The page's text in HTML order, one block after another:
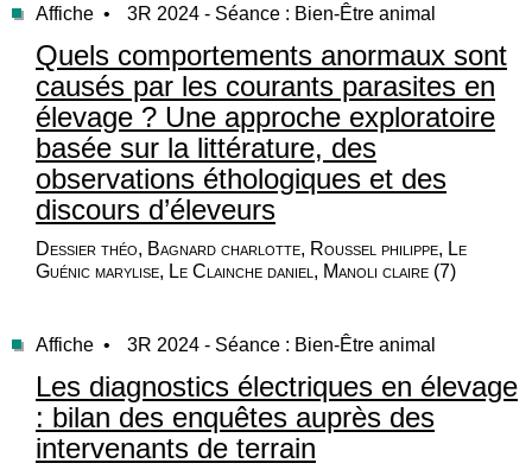
Affiche • 3R 2024 - Séance : Bien-Être animal
Quels comportements anormaux sont
causés par les courants parasites en
élevage ? Une approche exploratoire
basée sur la littérature, des
observations éthologiques et des
discours d’éleveurs
Dessier théo, Bagnard charlotte, Roussel philippe, Le
Guénic marylise, Le Clainche daniel, Manoli claire (7)
Affiche • 3R 2024 - Séance : Bien-Être animal
Les diagnostics électriques en élevage
: bilan des enquêtes auprès des
intervenants de terrain